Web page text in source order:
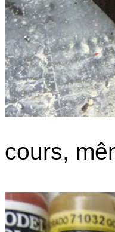
cours,